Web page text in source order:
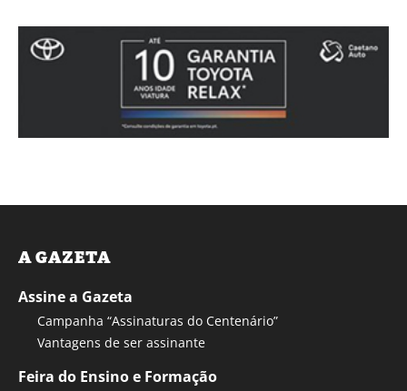
A GAZETA
Assine a Gazeta
Campanha “Assinaturas do Centenário”
Vantagens de ser assinante
Feira do Ensino e Formação